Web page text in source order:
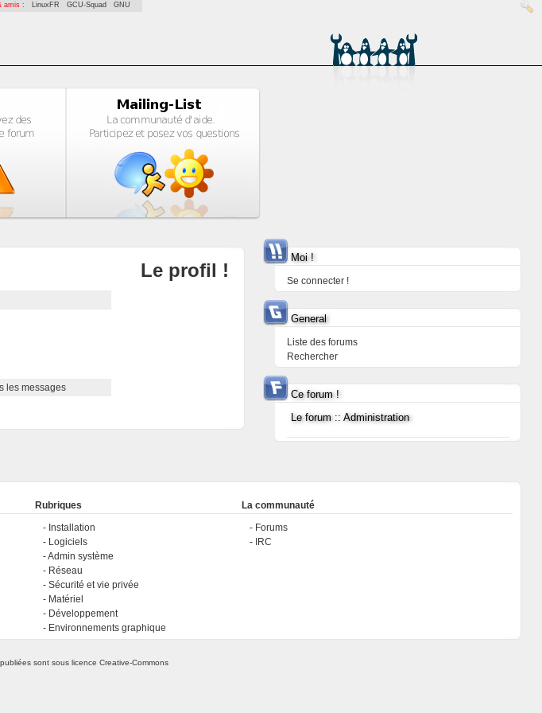
amis : LinuxFR GCU-Squad GNU
Le profil !
les messages
Moi !
Se connecter !
General
Liste des forums
Rechercher
Ce forum !
Le forum :: Administration
Rubriques
Installation
Logiciels
Admin système
Réseau
Sécurité et vie privée
Matériel
Développement
Environnements graphique
La communauté
Forums
IRC
sont sous licenceCreative-Commons